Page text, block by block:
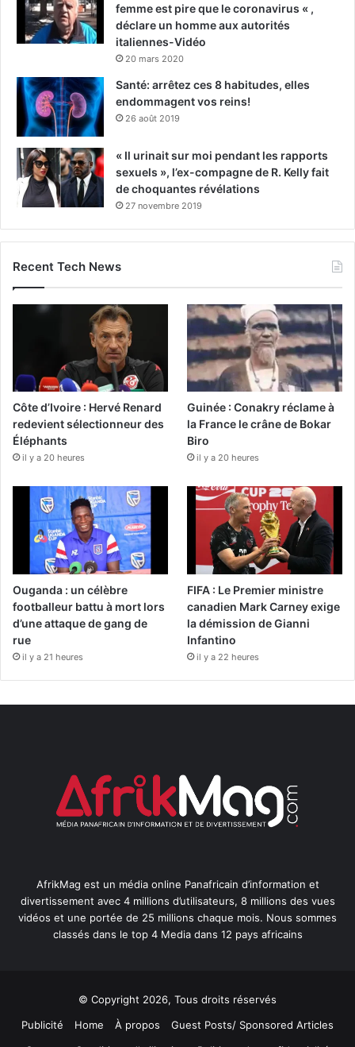
femme est pire que le coronavirus « ,
déclare un homme aux autorités
italiennes-Vidéo
20 mars 2020
Santé: arrêtez ces 8 habitudes, elles
endommagent vos reins!
26 août 2019
« Il urinait sur moi pendant les rapports
sexuels », l’ex-compagne de R. Kelly fait
de choquantes révélations
27 novembre 2019
Recent Tech News
Côte d’Ivoire : Hervé Renard
redevient sélectionneur des
Éléphants
il y a 20 heures
Guinée : Conakry réclame à
la France le crâne de Bokar
Biro
il y a 20 heures
Ouganda : un célèbre
footballeur battu à mort lors
d’une attaque de gang de
rue
il y a 21 heures
FIFA : Le Premier ministre
canadien Mark Carney exige
la démission de Gianni
Infantino
il y a 22 heures
AfrikMag est un média online Panafricain d’information et
divertissement avec 4 millions d’utilisateurs, 8 millions des vues
vidéos et une portée de 25 millions chaque mois. Nous sommes
classés dans le top 4 Media dans 12 pays africains
© Copyright 2026, Tous droits réservés
Publicité
Home À propos
Guest Posts/ Sponsored Articles